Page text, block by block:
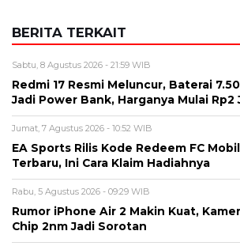
BERITA TERKAIT
Sabtu, 8 Agustus 2026 - 21:59 WIB
Redmi 17 Resmi Meluncur, Baterai
Jadi Power Bank, Harganya Mulai Rp2
Jumat, 7 Agustus 2026 - 10:52 WIB
EA Sports Rilis Kode Redeem FC
Terbaru, Ini Cara Klaim Hadiahnya
Rabu, 5 Agustus 2026 - 09:29 WIB
Rumor iPhone Air 2 Makin Kuat,
Chip 2nm Jadi Sorotan